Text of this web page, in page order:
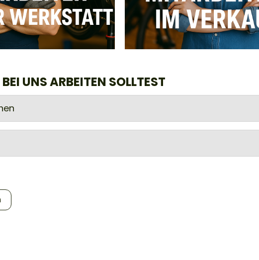
UNS ARBEITEN SOLLTEST